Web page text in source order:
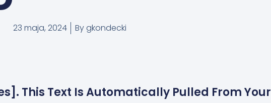
23 maja, 2024 Bygkondecki
This Text Is Automatically Pulled From Your